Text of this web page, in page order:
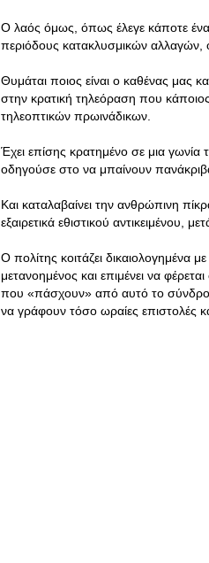
Ο λαός όμως, όπως έλεγε κάποτε ένα
περιόδους κατακλυσμικών αλλαγών,
Θυμάται ποιος είναι ο καθένας μας
στην κρατική τηλεόραση που
τηλεοπτικών πρωινάδικων.
Έχει επίσης κρατημένο σε μια γωνία
οδηγούσε στο να μπαίνουν
Και καταλαβαίνει την ανθρώπινη
εξαιρετικά εθιστικού αντικειμένου,
Ο πολίτης κοιτάζει δικαιολογημένα
μετανοημένος και επιμένει να
που «πάσχουν» από αυτό το
να γράφουν τόσο ωραίες επιστολές